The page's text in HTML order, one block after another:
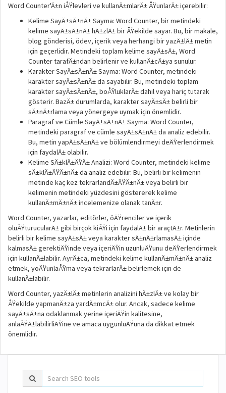
Word Counter'Ä±n iÅŸlevleri ve kullanÄ±mlarÄ± ÅŸunlarÄ± içerebilir:
Kelime SayÄ±sÄ±nÄ± Sayma: Word Counter, bir metindeki
kelime sayÄ±sÄ±nÄ± hÄ±zlÄ± bir ÅŸekilde sayar. Bu, bir makale,
blog gönderisi, ödev, içerik veya herhangi bir yazÄ±lÄ± metin
için geçerlidir. Metindeki toplam kelime sayÄ±sÄ±, Word
Counter tarafÄ±ndan belirlenir ve kullanÄ±cÄ±ya sunulur.
Karakter SayÄ±sÄ±nÄ± Sayma: Word Counter, metindeki
karakter sayÄ±sÄ±nÄ± da sayabilir. Bu, metindeki toplam
karakter sayÄ±sÄ±nÄ±, boÅŸluklarÄ± dahil veya hariç tutarak
gösterir. BazÄ± durumlarda, karakter sayÄ±sÄ± belirli bir
sÄ±nÄ±rlama veya yönergeye uymak için önemlidir.
Paragraf ve Cümle SayÄ±sÄ±nÄ± Sayma: Word Counter,
metindeki paragraf ve cümle sayÄ±sÄ±nÄ± da analiz edebilir.
Bu, metin yapÄ±sÄ±nÄ± ve bölümlendirmeyi deÄŸerlendirmek
için faydalÄ± olabilir.
Kelime SÄ±klÄ±ÄŸÄ± Analizi: Word Counter, metindeki kelime
sÄ±klÄ±ÄŸÄ±nÄ± da analiz edebilir. Bu, belirli bir kelimenin
metinde kaç kez tekrarlandÄ±ÄŸÄ±nÄ± veya belirli bir
kelimenin metindeki yüzdesini göstererek kelime
kullanÄ±mÄ±nÄ± incelemenize olanak tanÄ±r.
Word Counter, yazarlar, editörler, öÄŸrenciler ve içerik
oluÅŸturucularÄ± gibi birçok kiÅŸi için faydalÄ± bir araçtÄ±r. Metinlerin
belirli bir kelime sayÄ±sÄ± veya karakter sÄ±nÄ±rlamasÄ± içinde
kalmasÄ± gerektiÄŸinde veya içeriÄŸin uzunluÄŸunu deÄŸerlendirmek
için kullanÄ±labilir. AyrÄ±ca, metindeki kelime kullanÄ±mÄ±nÄ± analiz
etmek, yoÄŸunlaÅŸma veya tekrarlarÄ± belirlemek için de
kullanÄ±labilir.
Word Counter, yazÄ±lÄ± metinlerin analizini hÄ±zlÄ± ve kolay bir
ÅŸekilde yapmanÄ±za yardÄ±mcÄ± olur. Ancak, sadece kelime
sayÄ±sÄ±na odaklanmak yerine içeriÄŸin kalitesine,
anlaÅŸÄ±labilirliÄŸine ve amaca uygunluÄŸuna da dikkat etmek
önemlidir.